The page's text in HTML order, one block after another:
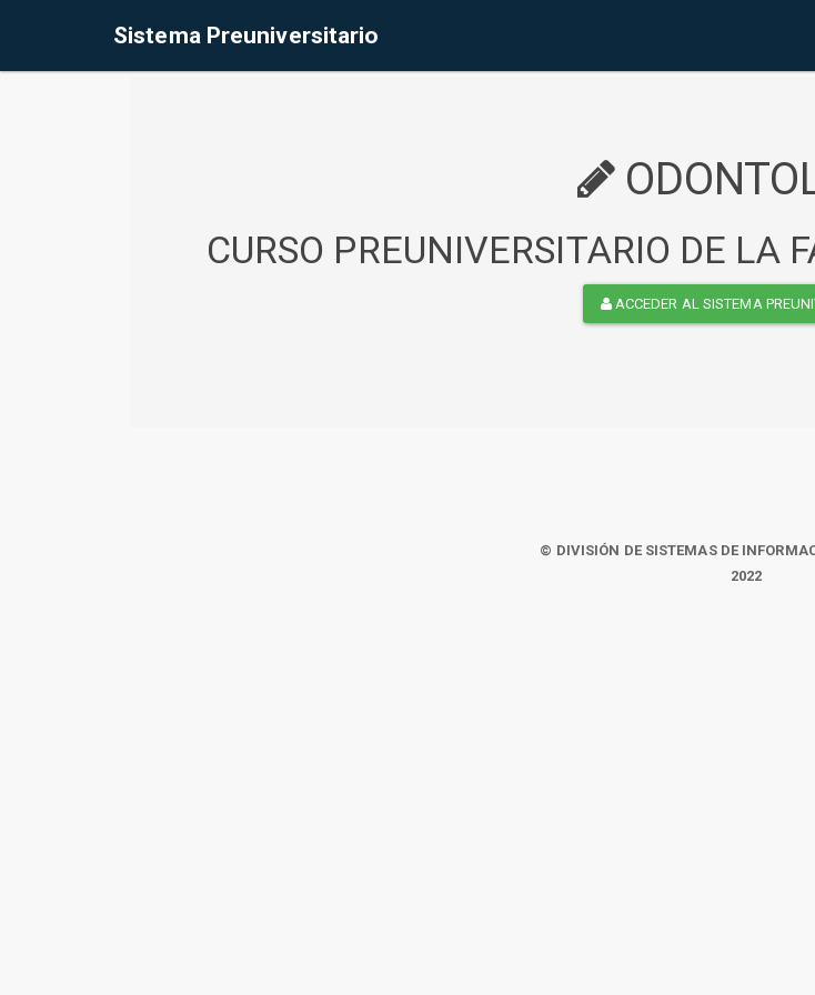
Sistema Preuniversitario
CURSO PREUNIVERSITARIO DE LA
ACCEDER AL SISTEMA
© DIVISIÓN DE SISTEMAS DE
2022